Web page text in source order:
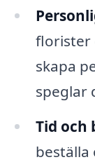
florister
skapa
speglar
Tid och
beställa